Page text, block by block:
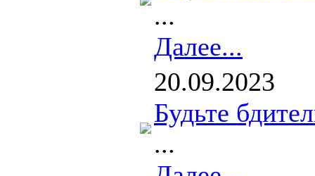
...
Далее...
20.09.2023
Будьте
...